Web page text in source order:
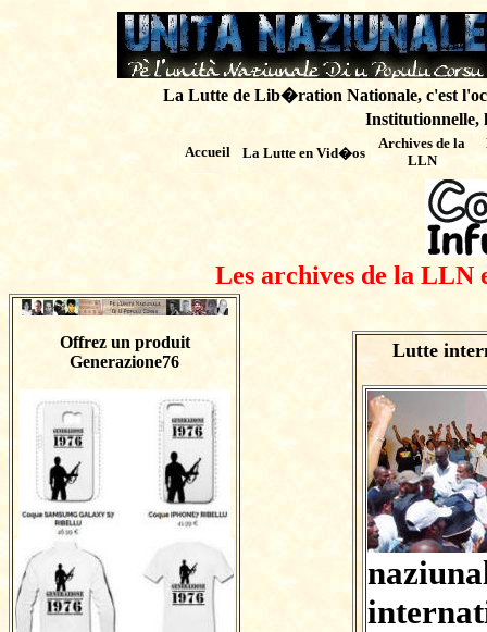
La Lutte de Lib�ration Nationale, c'est
Institutionnelle,
Accueil La Lutte en Vid�os
Archives de la
LLN
Les archives de la LLN
Offrez un produit
Generazione76
Lutte